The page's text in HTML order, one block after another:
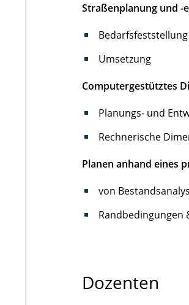
Straßenplanung und -
Bedarfsfeststellung
Umsetzung
Computergestütztes
Planungs- und
Rechnerische
Planen anhand eines
von
Randbedingungen
Dozenten